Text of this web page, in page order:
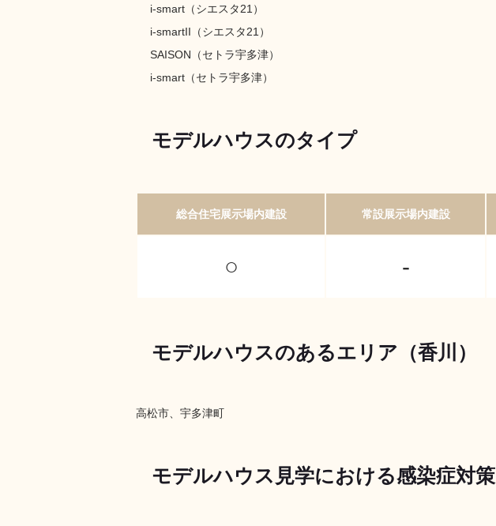
i-smart（シエスタ21）
i-smartII（シエスタ21）
SAISON（セトラ宇多津）
i-smart（セトラ宇多津）
モデルハウスのタイプ
総合住宅展示場内建設 常設展示場内建設
○ -
モデルハウスのあるエリア（香川）
高松市、宇多津町
モデルハウス見学における感染症対策